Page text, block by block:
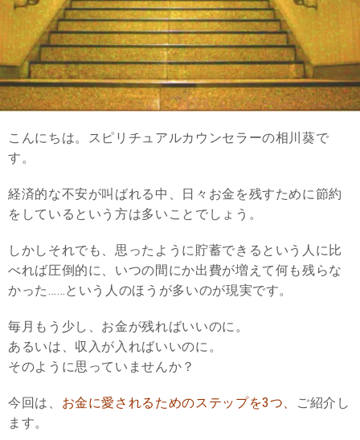
こんにちは。スピリチュアルカウンセラーの相川葵で
す。
経済的な不安が叫ばれる中、日々お金を残すために節約
をしているという方は多いことでしょう。
しかしそれでも、思ったように貯蓄できるという人に比
べれば圧倒的に、いつの間にか出費が増えて何も残らな
かった……という人のほうが多いのが現実です。
毎月もう少し、お金が残ればいいのに。
あるいは、収入が入ればいいのに。
そのように思っていませんか？
今回は、 お金に愛されるためのステップを3つ、
ご紹介し
ます。